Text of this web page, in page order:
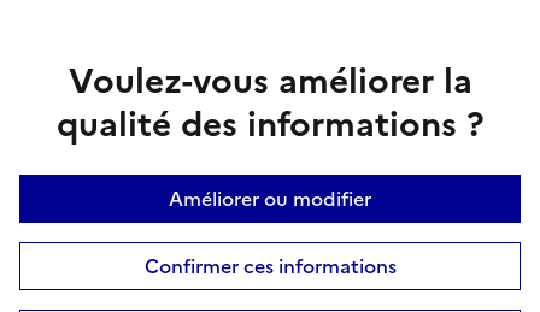
Voulez-vous améliorer la
qualité des informations ?
Améliorer ou modifier
Confirmer ces informations